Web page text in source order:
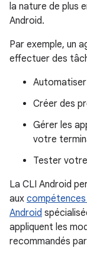
la nature de plus
Android.
Par exemple, un
effectuer des
Créer des
Gérer les
votre
Tester
La CLI Android
aux compétences
Android
appliquent les
recommandés